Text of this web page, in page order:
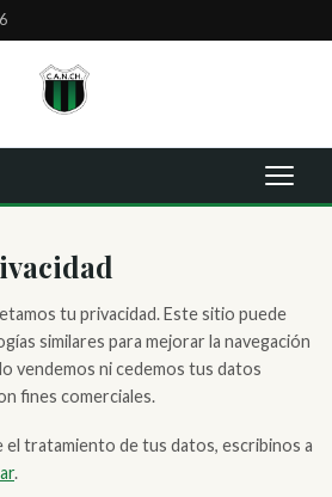
tu privacidad. Este sitio puede
similares para mejorar la navegación
vendemos ni cedemos tus datos
fines comerciales.
el tratamiento de tus datos, escribinos a
.